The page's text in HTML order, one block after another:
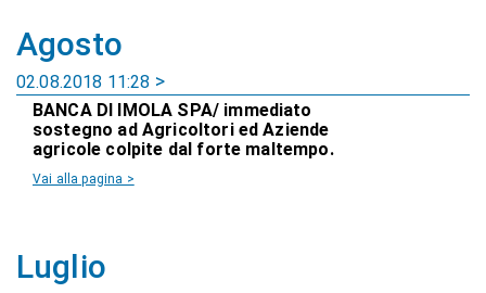
Agosto
02.08.2018 11:28
BANCA DI IMOLA SPA/ immediato
sostegno ad Agricoltori ed Aziende
agricole colpite dal forte maltempo.
Vai alla pagina >
Luglio